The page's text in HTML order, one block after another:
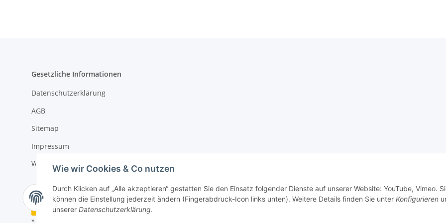
Wie wir Cookies & Co nutzen
Durch Klicken auf „Alle akzeptieren“ gestatten Sie den Einsatz folgender Dienste auf unserer Website: YouTube, Vimeo.
können die Einstellung jederzeit ändern (Fingerabdruck-Icon links unten). Weitere Details finden Sie unter Konfigurieren
unserer Datenschutzerklärung.
Gesetzliche Informationen
Datenschutzerklärung
AGB
Sitemap
Impressum
Widerrufsrecht
Vertrag widerrufen